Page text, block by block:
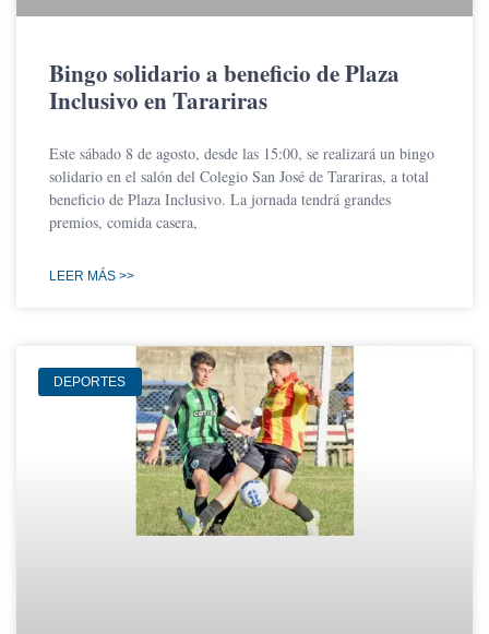
Bingo solidario a beneficio de Plaza
Inclusivo en Tarariras
Este sábado 8 de agosto, desde las 15:00, se realizará un bingo
solidario en el salón del Colegio San José de Tarariras, a total
beneficio de Plaza Inclusivo. La jornada tendrá grandes
premios, comida casera,
LEER MÁS >>
DEPORTES